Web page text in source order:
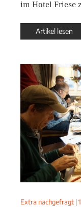
im Hotel Friese
Artikel lesen
Extra nachgefragt |